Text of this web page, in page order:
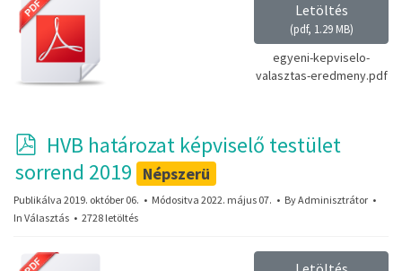
Letöltés
(pdf, 1.29 MB)
egyeni-kepviselo-
valasztas-eredmeny.pdf
p
d
f
HVB határozat képviselő testület
sorrend 2019
Népszerü
Publikálva 2019. október 06. Módositva 2022. május 07. ByAdminisztrátor
In Választás 2728 letöltés